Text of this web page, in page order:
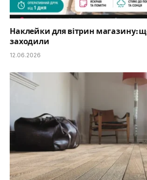
Наклейки для вітрин магазину:
заходили
12.06.2026